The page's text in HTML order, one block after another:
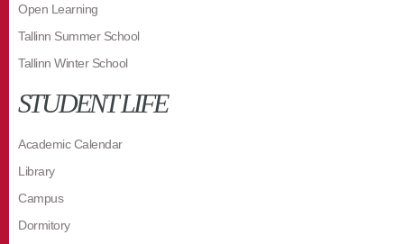
Open Learning
Tallinn Summer School
Tallinn Winter School
STUDENT LIFE
Academic Calendar
Library
Campus
Dormitory